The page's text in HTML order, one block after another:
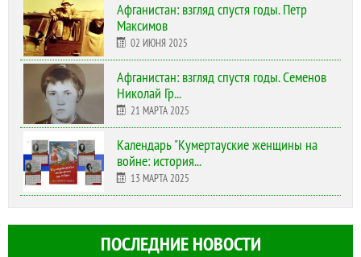
Афганистан: взгляд спустя годы. Петр
Максимов
02 ИЮНЯ 2025
Афганистан: взгляд спустя годы. Семенов
Николай Гр...
21 МАРТА 2025
Календарь "Кумертауские женщины на
войне: история...
13 МАРТА 2025
ПОСЛЕДНИЕ НОВОСТИ